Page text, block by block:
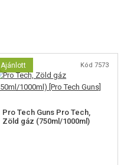
Ajánlott Kód 7573
Pro Tech Guns Pro Tech,
Zöld gáz (750ml/1000ml)